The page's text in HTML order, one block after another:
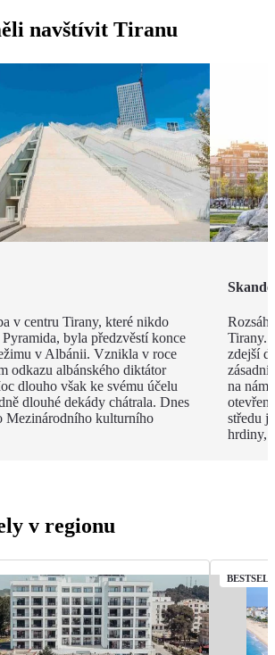
navštívit Tiranu
v centru Tirany, které nikdo
byla předzvěstí konce
v Albánii. Vznikla v roce
odkazu albánského diktátor
dlouho však ke svému účelu
dlouhé dekády chátrala. Dnes
Mezinárodního kulturního
Tirany.
zdejší
na
středu
hrdiny,
v regionu